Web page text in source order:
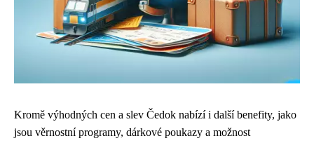
Kromě výhodných cen a slev Čedok nabízí i další benefity, jako
jsou věrnostní programy, dárkové poukazy a možnost